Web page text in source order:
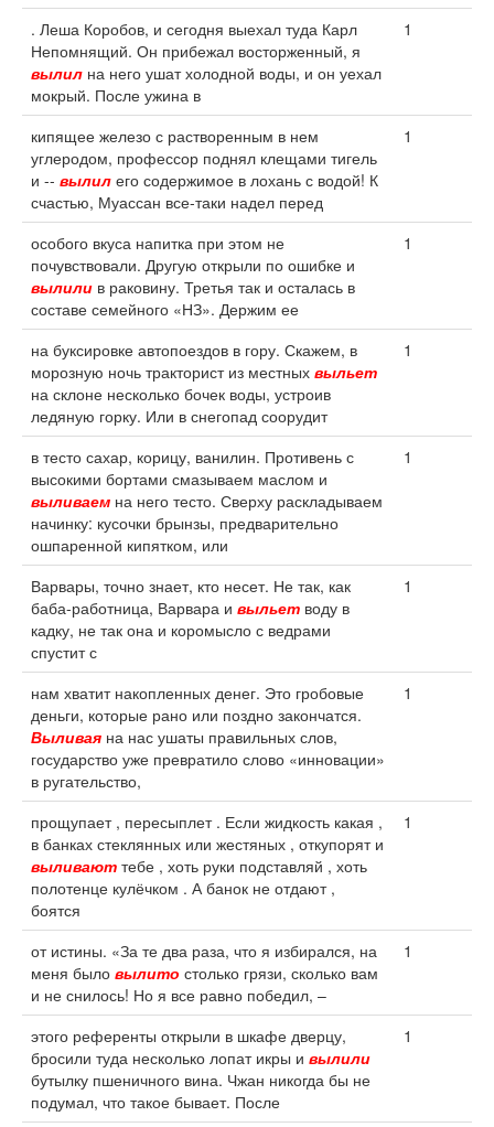
. Леша Коробов, и сегодня выехал туда Карл
Непомнящий. Он прибежал восторженный, я
вылил на него ушат холодной воды, и он уехал
мокрый. После ужина в
1
кипящее железо с растворенным в нем
углеродом, профессор поднял клещами тигель
и -- вылил его содержимое в лохань с водой! К
счастью, Муассан все-таки надел перед
1
особого вкуса напитка при этом не
почувствовали. Другую открыли по ошибке и
вылили в раковину. Третья так и осталась в
составе семейного «НЗ». Держим ее
1
на буксировке автопоездов в гору. Скажем, в
морозную ночь тракторист из местных выльет
на склоне несколько бочек воды, устроив
ледяную горку. Или в снегопад соорудит
1
в тесто сахар, корицу, ванилин. Противень с
высокими бортами смазываем маслом и
выливаем на него тесто. Сверху раскладываем
начинку: кусочки брынзы, предварительно
ошпаренной кипятком, или
1
Варвары, точно знает, кто несет. Не так, как
баба-работница, Варвара и выльет воду в
кадку, не так она и коромысло с ведрами
спустит с
1
нам хватит накопленных денег. Это гробовые
деньги, которые рано или поздно закончатся.
Выливая на нас ушаты правильных слов,
государство уже превратило слово «инновации»
в ругательство,
1
прощупает , пересыплет . Если жидкость какая ,
в банках стеклянных или жестяных , откупорят и
выливают тебе , хоть руки подставляй , хоть
полотенце кулёчком . А банок не отдают ,
боятся
1
от истины. «За те два раза, что я избирался, на
меня было вылито столько грязи, сколько вам
и не снилось! Но я все равно победил, –
1
этого референты открыли в шкафе дверцу,
бросили туда несколько лопат икры и вылили
бутылку пшеничного вина. Чжан никогда бы не
подумал, что такое бывает. После
1